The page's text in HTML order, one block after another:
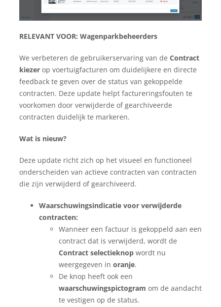
RELEVANT VOOR: Wagenparkbeheerders
We verbeteren de gebruikerservaring van de Contract
kiezerop voertuigfacturen om duidelijkere en directe
feedback te geven over de status van gekoppelde
contracten. Deze update helpt factureringsfouten te
voorkomen door verwijderde of gearchiveerde
contracten duidelijk te markeren.
Wat is nieuw?
Deze update richt zich op het visueel en functioneel
onderscheiden van actieve contracten van contracten
die zijn verwijderd of gearchiveerd.
Waarschuwingsindicatie voor verwijderde
contracten:
Wanneer een factuur is gekoppeld aan een
contract dat is verwijderd, wordt de
Contract selectieknopwordt nu
weergegeven in oranje.
De knop heeft ook een
waarschuwingspictogram om de aandacht
te vestigen op de status.